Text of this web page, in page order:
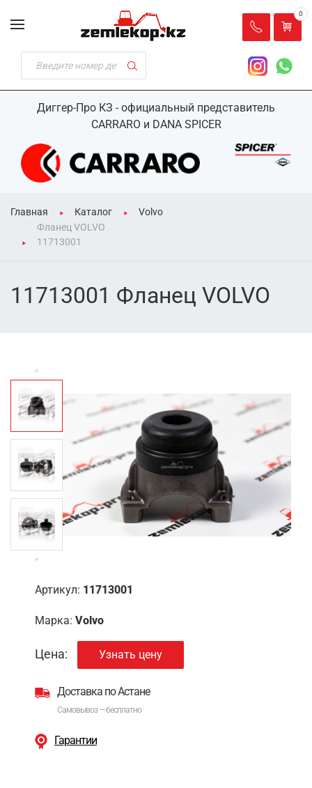
Диггер-Про КЗ - официальный представитель
CARRARO и DANA SPICER
0
Главная Каталог
Volvo
Фланец VOLVO
11713001
11713001 Фланец VOLVO
Артикул: 11713001
Марка: Volvo
Цена: Узнать цену
Доставка по Астане
Самовывоз — бесплатно
Гарантии